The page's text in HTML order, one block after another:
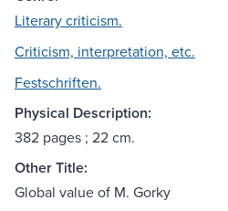
Literary criticism.
Criticism, interpretation, etc.
Festschriften.
Physical Description:
382 pages ; 22 cm.
Other Title:
Global value of M. Gorky